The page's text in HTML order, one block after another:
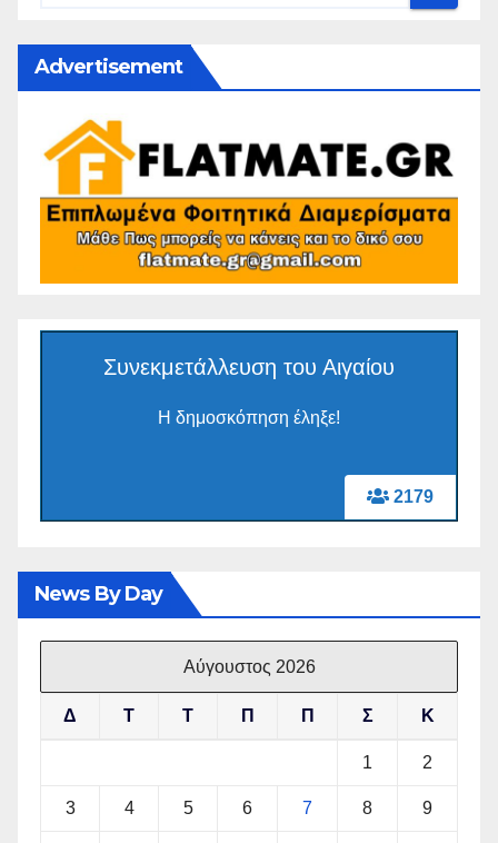
Advertisement
2179
Συνεκμετάλλευση του Αιγαίου
Η δημοσκόπηση έληξε!
News By Day
Αύγουστος 2026
Δ Τ Τ Π Π Σ Κ
1 2
3 4 5 6 7 8 9